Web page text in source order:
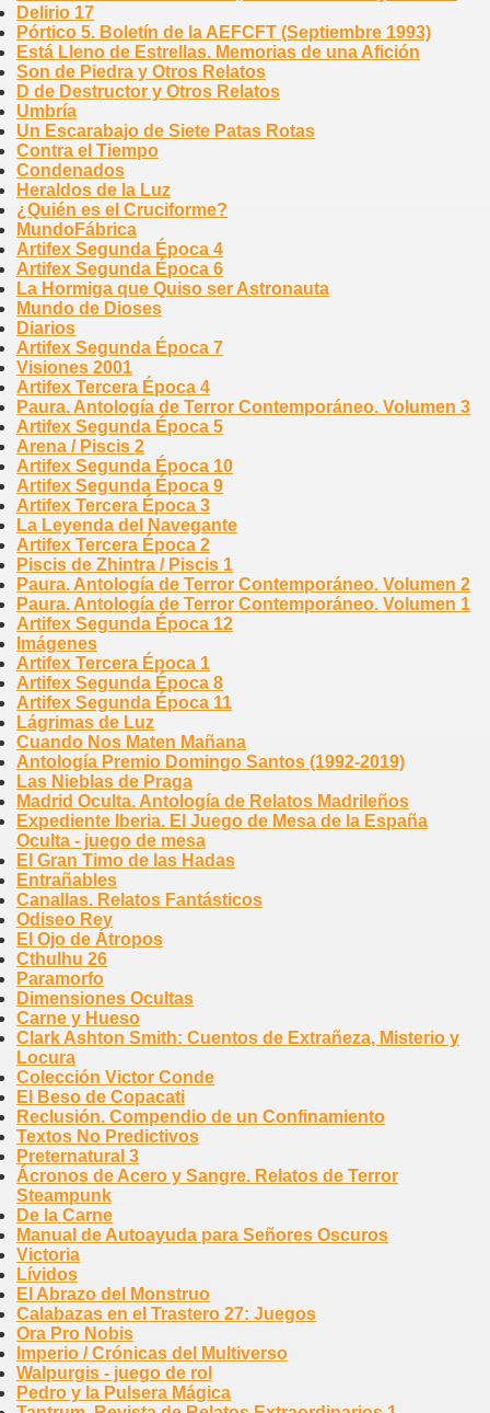
Delirio 17
Pórtico 5. Boletín de la AEFCFT (Septiembre 1993)
Está Lleno de Estrellas. Memorias de una Afición
Son de Piedra y Otros Relatos
D de Destructor y Otros Relatos
Umbría
Un Escarabajo de Siete Patas Rotas
Contra el Tiempo
Condenados
Heraldos de la Luz
¿Quién es el Cruciforme?
MundoFábrica
Artifex Segunda Época 4
Artifex Segunda Época 6
La Hormiga que Quiso ser Astronauta
Mundo de Dioses
Diarios
Artifex Segunda Época 7
Visiones 2001
Artifex Tercera Época 4
Paura. Antología de Terror Contemporáneo. Volumen 3
Artifex Segunda Época 5
Arena / Piscis 2
Artifex Segunda Época 10
Artifex Segunda Época 9
Artifex Tercera Época 3
La Leyenda del Navegante
Artifex Tercera Época 2
Piscis de Zhintra / Piscis 1
Paura. Antología de Terror Contemporáneo. Volumen 2
Paura. Antología de Terror Contemporáneo. Volumen 1
Artifex Segunda Época 12
Imágenes
Artifex Tercera Época 1
Artifex Segunda Época 8
Artifex Segunda Época 11
Lágrimas de Luz
Cuando Nos Maten Mañana
Antología Premio Domingo Santos (1992-2019)
Las Nieblas de Praga
Madrid Oculta. Antología de Relatos Madrileños
Expediente Iberia. El Juego de Mesa de la España
Oculta - juego de mesa
El Gran Timo de las Hadas
Entrañables
Canallas. Relatos Fantásticos
Odiseo Rey
El Ojo de Átropos
Cthulhu 26
Paramorfo
Dimensiones Ocultas
Carne y Hueso
Clark Ashton Smith: Cuentos de Extrañeza, Misterio y
Locura
Colección Victor Conde
El Beso de Copacati
Reclusión. Compendio de un Confinamiento
Textos No Predictivos
Preternatural 3
Ácronos de Acero y Sangre. Relatos de Terror
Steampunk
De la Carne
Manual de Autoayuda para Señores Oscuros
Victoria
Lívidos
El Abrazo del Monstruo
Calabazas en el Trastero 27: Juegos
Ora Pro Nobis
Imperio / Crónicas del Multiverso
Walpurgis - juego de rol
Pedro y la Pulsera Mágica